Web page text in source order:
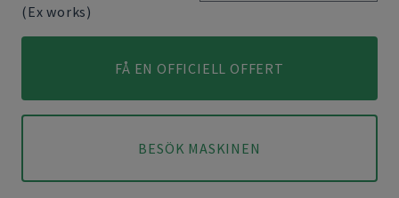
(Ex works)
FÅ EN OFFICIELL OFFERT
BESÖK MASKINEN